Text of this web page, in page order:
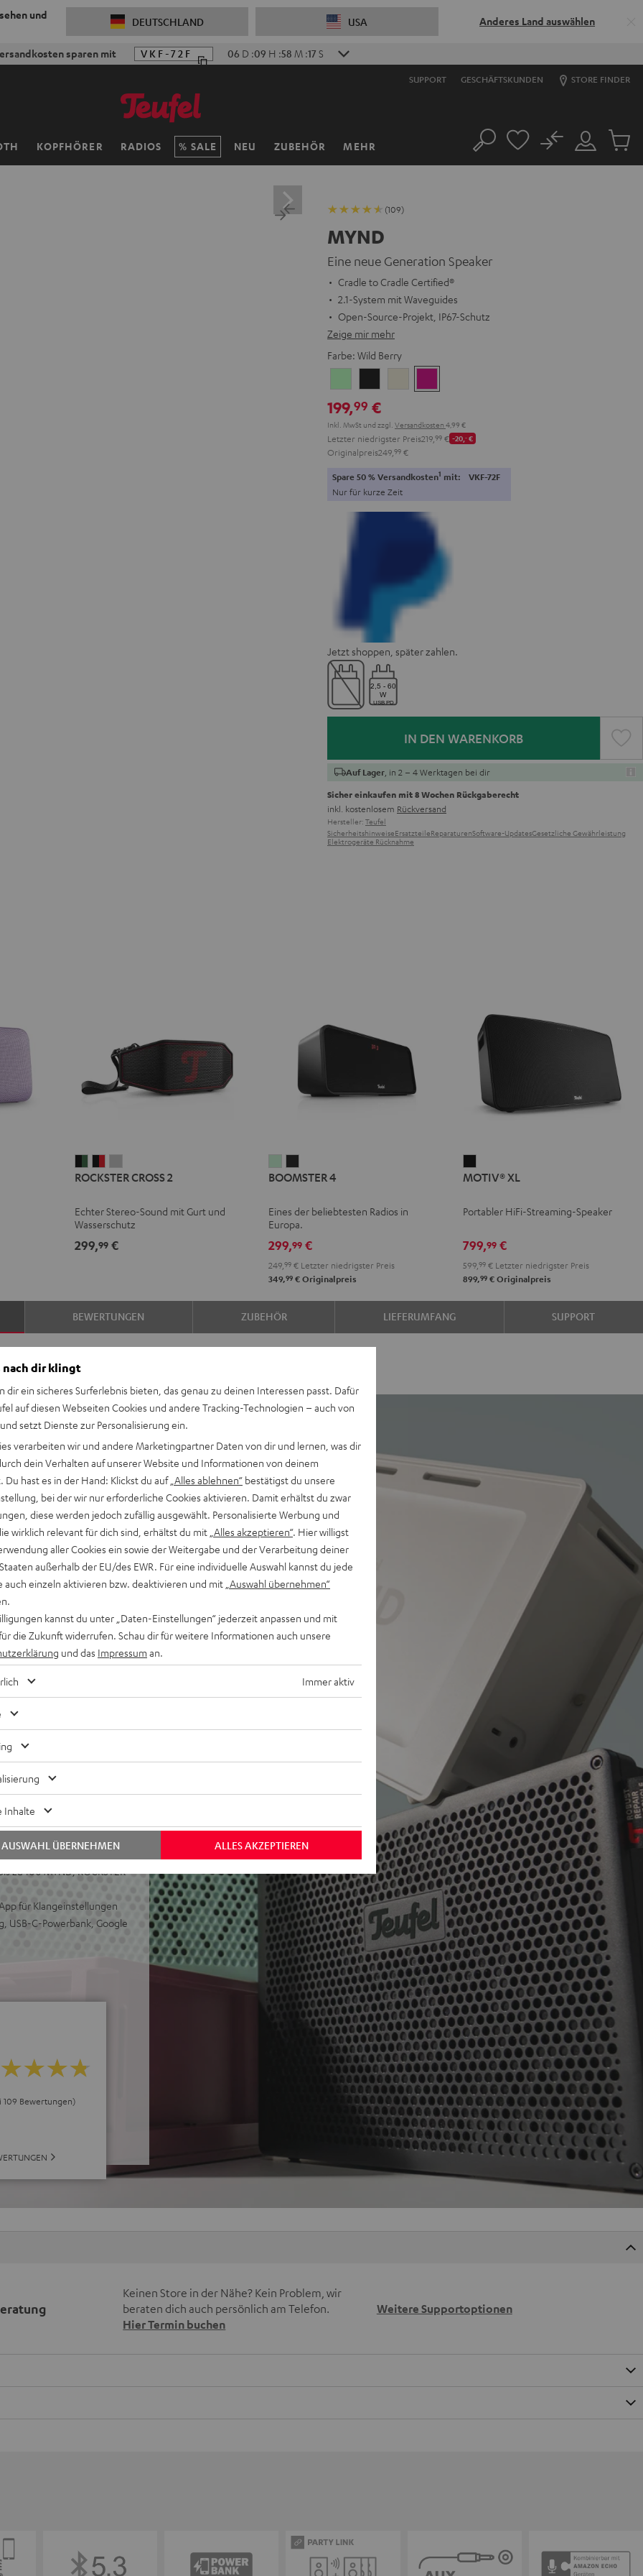
und
DEUTSCHLAND USA Anderes Land auswählen
sparen mit VKF-72F 06 D :09 H :58 M :16S
SUPPORT GESCHÄFTSKUNDEN STORE FINDER
KOPFHÖRER RADIOS SALE NEU ZUBEHÖR MEHR Suche
Mein
Konto
No
Artikel
(109)
MYND
Eine neue Generation Speaker
Cradle to Cradle Certified®
2.1-System mit Waveguides
Open-Source-Projekt, IP67-Schutz
Zeige mir mehr
Farbe: Wild Berry
Mint
White Berry
199,99 €
Inkl. MwSt und zzgl. Versandkosten 4,99 €
Letzter niedrigster Preis219, 99 € -20, ‐€
Originalpreis249, 99 €
Spare 50 % Versandkosten1 mit: VKF-72F
Nur für kurze Zeit
Jetzt shoppen, später zahlen.
IN DEN WARENKORB
Auf Lager , in 2 – 4 Werktagen bei dir
Sicher einkaufen mit 8 Wochen Rückgaberecht
inkl. kostenlosem Rückversand
Hersteller: Teufel
SicherheitshinweiseErsatzteileReparaturenSoftware-UpdatesGesetzliche Gewährleistung
Elektrogeräte Rücknahme
CROSS
Black
&
Green
CROSS
Black
&
Red
CROSS
Light
Gray
ROCKSTER CROSS 2
Echter Stereo-Sound mit Gurt und
Wasserschutz
299,99€
4
Green
4
Black
BOOMSTER 4
Eines der beliebtesten Radios in
Europa.
299,99 €
249,99 € Letzter niedrigster Preis
349,99 € Originalpreis
XL
MOTIV® XL
Portabler HiFi-Streaming-Speaker
799,99 €
599,99 € Letzter niedrigster Preis
899,99 € Originalpreis
BEWERTUNGEN ZUBEHÖR LIEFERUMFANG SUPPORT
auf Bronze-
weltweit, die die
haben wir auf
Designs oder neue
Platz 1 erreicht.
von Materialien,
der Entwicklung
Auszeichnung auf
Tiefmitteltöner und
mit DSP-
Reparaturfähigkeit und
am Ende der
Files, Schaltpläne,
Bereich zur
100 MYND, ROCKSTER
für Klangeinstellungen
USB-C-Powerbank, Google
109 Bewertungen)
Keinen Store in der Nähe? Kein Problem, wir
beraten dich auch persönlich am Telefon.
Hier Termin buchen
Weitere Supportoptionen
nach dir klingt
dir ein sicheres Surferlebnis bieten, das genau zu deinen Interessen passt. Dafür
auf diesen Webseiten Cookies und andere Tracking-Technologien – auch von
setzt Dienste zur Personalisierung ein.
verarbeiten wir und andere Marketingpartner Daten von dir und lernen, was dir
dein Verhalten auf unserer Website und Informationen von deinem
Du hast es in der Hand: Klickst du auf „Alles ablehnen“ bestätigst du unsere
bei der wir nur erforderliche Cookies aktivieren. Damit erhältst du zwar
diese werden jedoch zufällig ausgewählt. Personalisierte Werbung und
wirklich relevant für dich sind, erhältst du mit „Alles akzeptieren“. Hier willigst
aller Cookies ein sowie der Weitergabe und der Verarbeitung deiner
außerhalb der EU/des EWR. Für eine individuelle Auswahl kannst du jede
auch einzeln aktivieren bzw. deaktivieren und mit „Auswahl übernehmen“
kannst du unter „Daten-Einstellungen“ jederzeit anpassen und mit
die Zukunft widerrufen. Schau dir für weitere Informationen auch unsere
und das Impressum an.
Immer aktiv
Inhalte
ALLES AKZEPTIEREN
AUSWAHL ÜBERNEHMEN